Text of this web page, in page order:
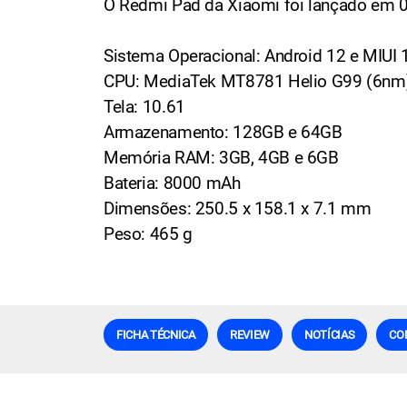
O Redmi Pad da Xiaomi foi lançado em
Sistema Operacional: Android 12 e MIUI
CPU: MediaTek MT8781 Helio G99
Tela: 10.61
Armazenamento: 128GB e 64GB
Memória RAM: 3GB, 4GB e 6GB
Bateria: 8000 mAh
Dimensões: 250.5 x 158.1 x 7.1 mm
Peso: 465 g
FICHA TÉCNICA REVIEW NOTÍCIAS